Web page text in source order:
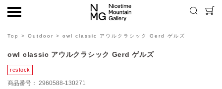
Top > Outdoor > owl classic アウルクラシック Gerd ゲルズ
owl classic アウルクラシック Gerd ゲルズ
2960588-130271